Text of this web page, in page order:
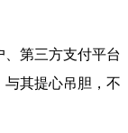
第三方支付平台
与其提心吊胆，不